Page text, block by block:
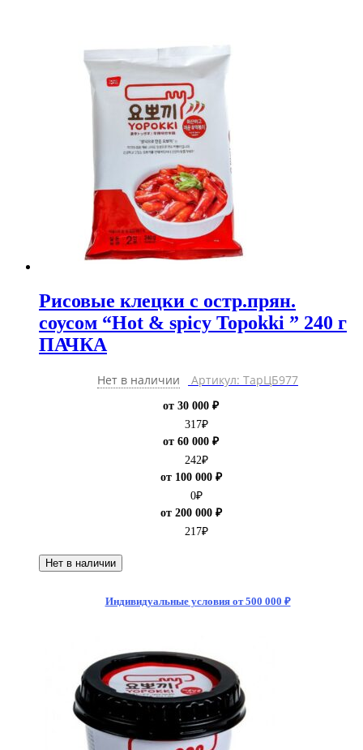
Рисовые клецки с остр.прян.
соусом “Hot & spicy Topokki ” 240 г
ПАЧКА
Нет в наличии Артикул: ТарЦБ977
от 30 000 ₽
317₽
от 60 000 ₽
242₽
от 100 000 ₽
0₽
от 200 000 ₽
217₽
Нет в наличии
Индивидуальные условия от 500 000 ₽